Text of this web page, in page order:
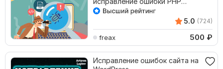
сайта, устранение бага PHP
5.0 (724)
freax 500 ₽
Исправление ошибок сайта на